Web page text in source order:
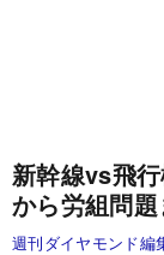
新幹線vs飛
から労組問
週刊ダイヤモンド編